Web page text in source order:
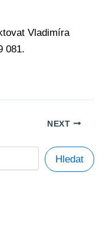
Vladimíra
081.
NEXT
Hledat